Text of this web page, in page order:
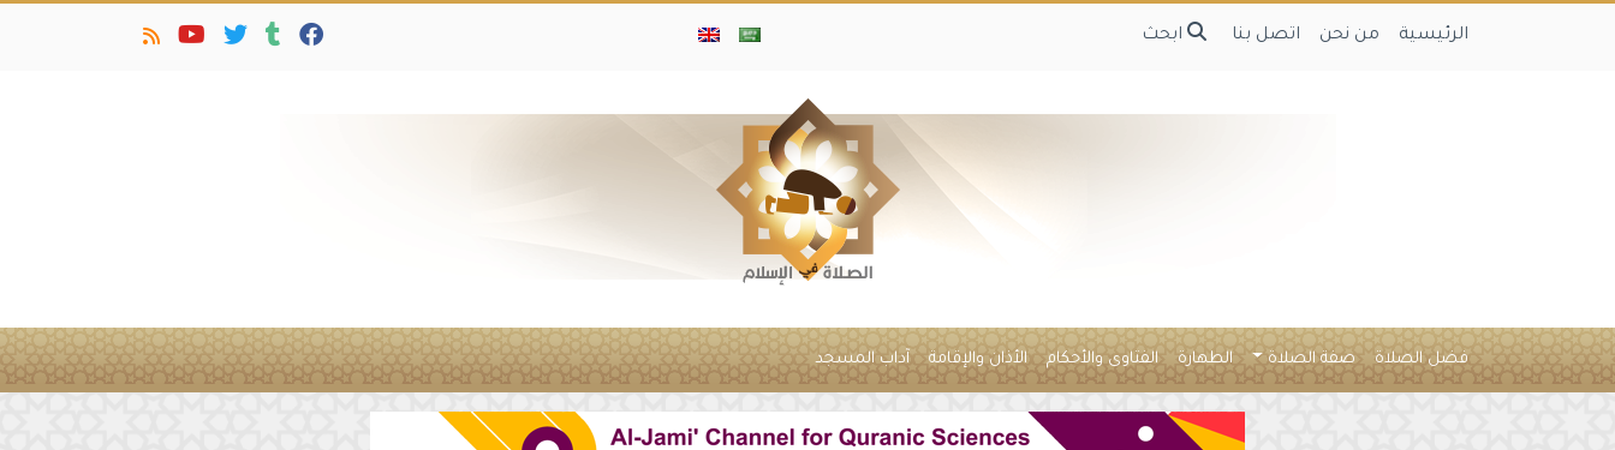
الرئيسية من نحن اتصل بنا ابحث
فضل الصلاة صفة الصلاة الطهارة الفتاوى والأحكام الأذان والإقامة آداب المسجد